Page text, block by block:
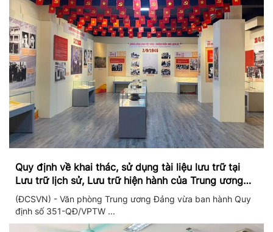
Quy định về khai thác, sử dụng tài liệu lưu trữ tại
Lưu trữ lịch sử, Lưu trữ hiện hành của Trung ương
Đảng và Văn phòng Trung ương Đảng
(ĐCSVN) - Văn phòng Trung ương Đảng vừa ban hành Quy
định số 351-QĐ/VPTW ...